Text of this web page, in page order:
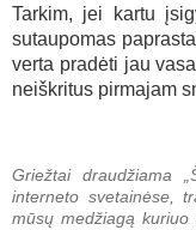
Tarkim, jei kartu
sutaupomas
verta pradėti jau
neiškritus pirmajam
Griežtai draudžiama
interneto svetainėse,
mūsų medžiagą